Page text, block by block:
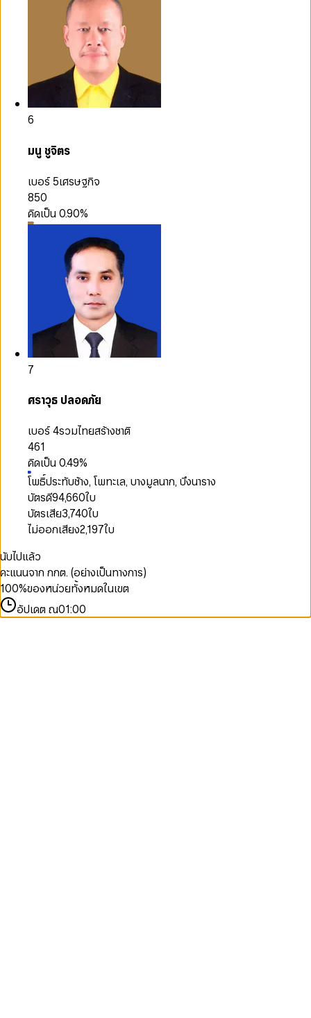
6
มนู ชูจิตร
เบอร์ 5เศรษฐกิจ
850
คิดเป็น0.90%
7
ศราวุธ ปลอดภัย
เบอร์ 4รวมไทยสร้างชาติ
461
คิดเป็น0.49%
โพธิ์ประทับช้าง, โพทะเล, บางมูลนาก, บึงนาราง
บัตรดี94,660ใบ
บัตรเสีย3,740ใบ
ไม่ออกเสียง2,197ใบ
นับไปแล้ว
คะแนนจาก กกต. (อย่างเป็นทางการ)
100%ของหน่วยทั้งหมดในเขต
อัปเดต ณ01:00